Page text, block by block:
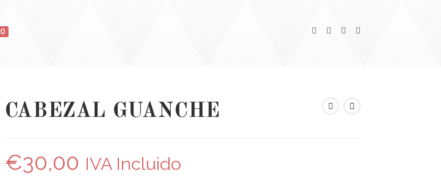
0
CABEZAL GUANCHE
€30,00 IVA Incluido